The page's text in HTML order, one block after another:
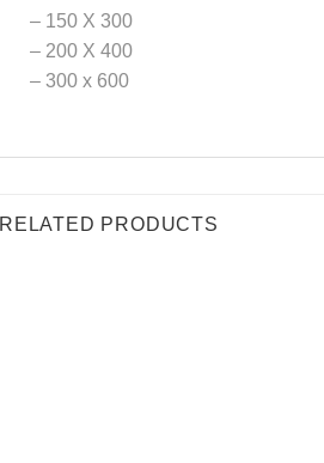
– 150 X 300
– 200 X 400
– 300 x 600
RELATED PRODUCTS